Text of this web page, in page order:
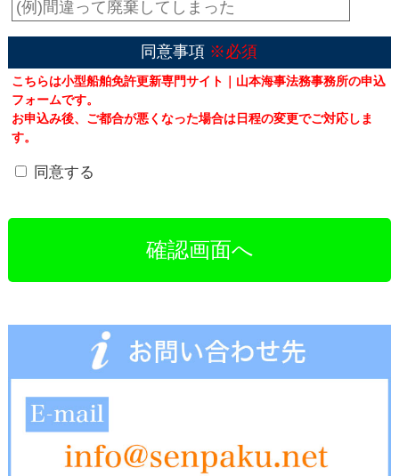
同意事項 ※必須
こちらは小型船舶免許更新専門サイト｜山本海事法務事務所の申込
フォームです。
お申込み後、ご都合が悪くなった場合は日程の変更でご対応しま
す。
同意する